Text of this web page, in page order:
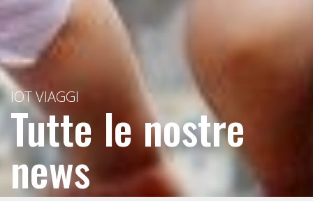
IOT VIAGGI
Tutte le nostre
news